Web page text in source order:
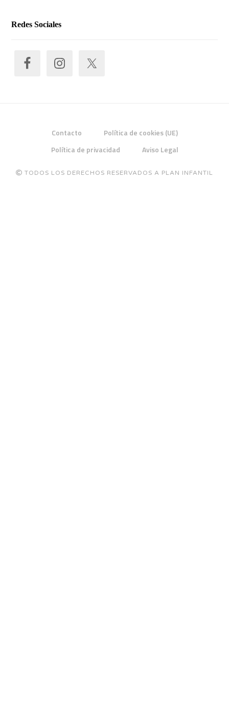
Redes Sociales
Contacto
Política de cookies (UE)
Política de privacidad
Aviso Legal
TODOS LOS DERECHOS RESERVADOS A PLAN INFANTIL